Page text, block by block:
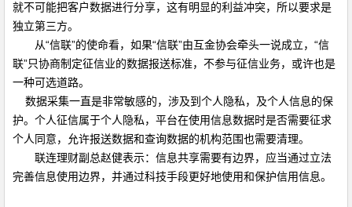
就不可能把客户数据进行分享，这有明显的利益冲突，所以要求是
独立第三方。
从“信联”的使命看，如果“信联”由互金协会牵头一说成立， “信
联”只协商制定征信业的数据报送标准，不参与征信业务，或许也是
一种可选道路。
数据采集一直是非常敏感的，涉及到个人隐私，及个人信息的保
护。个人征信属于个人隐私，平台在使用信息数据时是否需要征求
个人同意，允许报送数据和查询数据的机构范围也需要清理。
联连理财副总赵健表示：信息共享需要有边界，应当通过立法
完善信息使用边界，并通过科技手段更好地使用和保护信用信息。